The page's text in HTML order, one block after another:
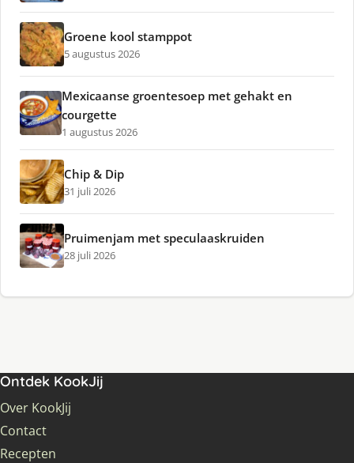
Groene kool stamppot
5 augustus 2026
Mexicaanse groentesoep met gehakt en
courgette
1 augustus 2026
Chip & Dip
31 juli 2026
Pruimenjam met speculaaskruiden
28 juli 2026
Ontdek KookJij
Over KookJij
Contact
Recepten